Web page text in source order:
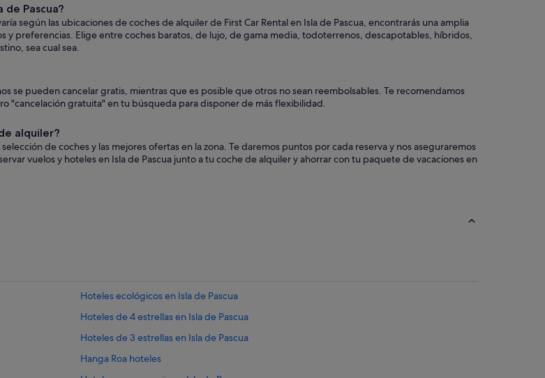
Pascua?
según las ubicaciones de coches de alquiler de First Car Rental en Isla de Pascua, encontrarás una amplia
y preferencias. Elige entre coches baratos, de lujo, de gama media, todoterrenos, descapotables, híbridos,
sea cual sea.
se pueden cancelar gratis, mientras que es posible que otros no sean reembolsables. Te recomendamos
"cancelación gratuita" en tu búsqueda para disponer de más flexibilidad.
alquiler?
de coches y las mejores ofertas en la zona. Te daremos puntos por cada reserva y nos aseguraremos
vuelos y hoteles en Isla de Pascua junto a tu coche de alquiler y ahorrar con tu paquete de vacaciones en
Hoteles ecológicos en Isla de Pascua
Hoteles de 4 estrellas en Isla de Pascua
Hoteles de 3 estrellas en Isla de Pascua
Hanga Roa hoteles